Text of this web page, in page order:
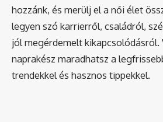
hozzánk, és merülj el a női élet
legyen szó karrierről, családról,
jól megérdemelt kikapcsolódásról.
naprakész maradhatsz a
trendekkel és hasznos tippekkel.